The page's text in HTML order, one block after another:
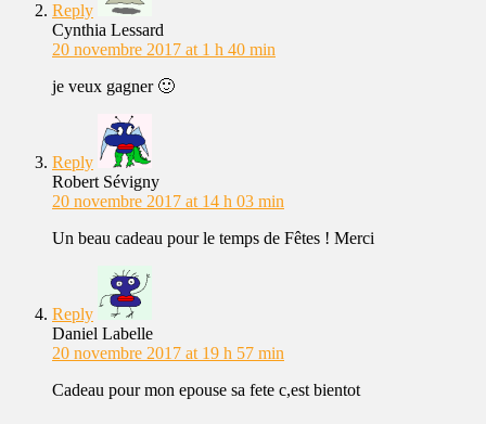
Reply
Cynthia Lessard
20 novembre 2017 at 1 h 40 min
je veux gagner 🙂
Reply
Robert Sévigny
20 novembre 2017 at 14 h 03 min
Un beau cadeau pour le temps de Fêtes ! Merci
Reply
Daniel Labelle
20 novembre 2017 at 19 h 57 min
Cadeau pour mon epouse sa fete c,est bientot